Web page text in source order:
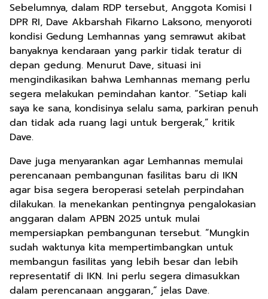
Sebelumnya, dalam RDP tersebut, Anggota Komisi I
DPR RI, Dave Akbarshah Fikarno Laksono, menyoroti
kondisi Gedung Lemhannas yang semrawut akibat
banyaknya kendaraan yang parkir tidak teratur di
depan gedung. Menurut Dave, situasi ini
mengindikasikan bahwa Lemhannas memang perlu
segera melakukan pemindahan kantor. “Setiap kali
saya ke sana, kondisinya selalu sama, parkiran penuh
dan tidak ada ruang lagi untuk bergerak,” kritik
Dave.
Dave juga menyarankan agar Lemhannas memulai
perencanaan pembangunan fasilitas baru di IKN
agar bisa segera beroperasi setelah perpindahan
dilakukan. Ia menekankan pentingnya pengalokasian
anggaran dalam APBN 2025 untuk mulai
mempersiapkan pembangunan tersebut. “Mungkin
sudah waktunya kita mempertimbangkan untuk
membangun fasilitas yang lebih besar dan lebih
representatif di IKN. Ini perlu segera dimasukkan
dalam perencanaan anggaran,” jelas Dave.